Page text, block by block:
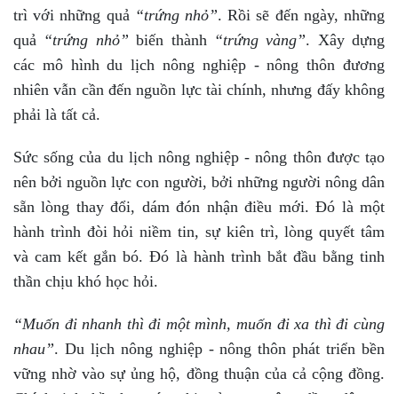
trì với những quả “trứng nhỏ”. Rồi sẽ đến ngày, những
quả “trứng nhỏ” biến thành “trứng vàng”. Xây dựng
các mô hình du lịch nông nghiệp - nông thôn đương
nhiên vẫn cần đến nguồn lực tài chính, nhưng đấy không
phải là tất cả.
Sức sống của du lịch nông nghiệp - nông thôn được tạo
nên bởi nguồn lực con người, bởi những người nông dân
sẵn lòng thay đổi, dám đón nhận điều mới. Đó là một
hành trình đòi hỏi niềm tin, sự kiên trì, lòng quyết tâm
và cam kết gắn bó. Đó là hành trình bắt đầu bằng tinh
thần chịu khó học hỏi.
“Muốn đi nhanh thì đi một mình, muốn đi xa thì đi cùng
nhau”. Du lịch nông nghiệp - nông thôn phát triển bền
vững nhờ vào sự ủng hộ, đồng thuận của cả cộng đồng.